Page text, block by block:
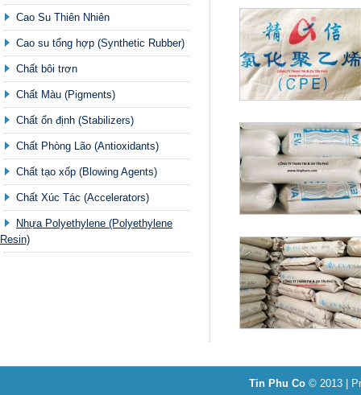
Cao Su Thiên Nhiên
Cao su tổng hợp (Synthetic Rubber)
Chất bôi trơn
Chất Màu (Pigments)
Chất ổn định (Stabilizers)
Chất Phòng Lão (Antioxidants)
Chất tạo xốp (Blowing Agents)
Chất Xúc Tác (Accelerators)
Nhựa Polyethylene (Polyethylene
Resin)
Tin Phu Co © 2013 |